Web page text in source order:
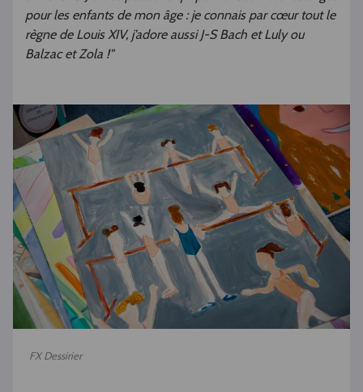
pour les enfants de mon âge : je connais par cœur tout le
règne de Louis XIV, j’adore aussi J-S Bach et Luly ou
Balzac et Zola !"
FX Dessirier